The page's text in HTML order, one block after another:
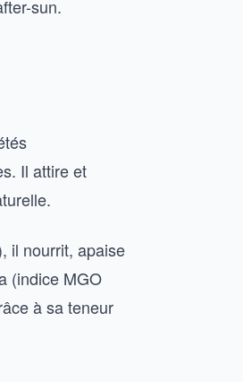
sun.
Il attire et
il nourrit, apaise
(indice MGO
à sa teneur